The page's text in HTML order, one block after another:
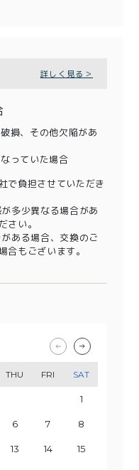
詳しく見る＞
損、その他欠陥があ
っていた場合
で負担させていただき
多少異なる場合があ
さい。
ある場合、交換のご
合もございます。
THU FRI SAT
1
6 7 8
13 14 15
THU FRI SAT
5
10 11 12
17 18 19
THU FRI SAT
3
8 9 10
15 16 17
THU FRI SAT
7
12 13 14
19 20 21